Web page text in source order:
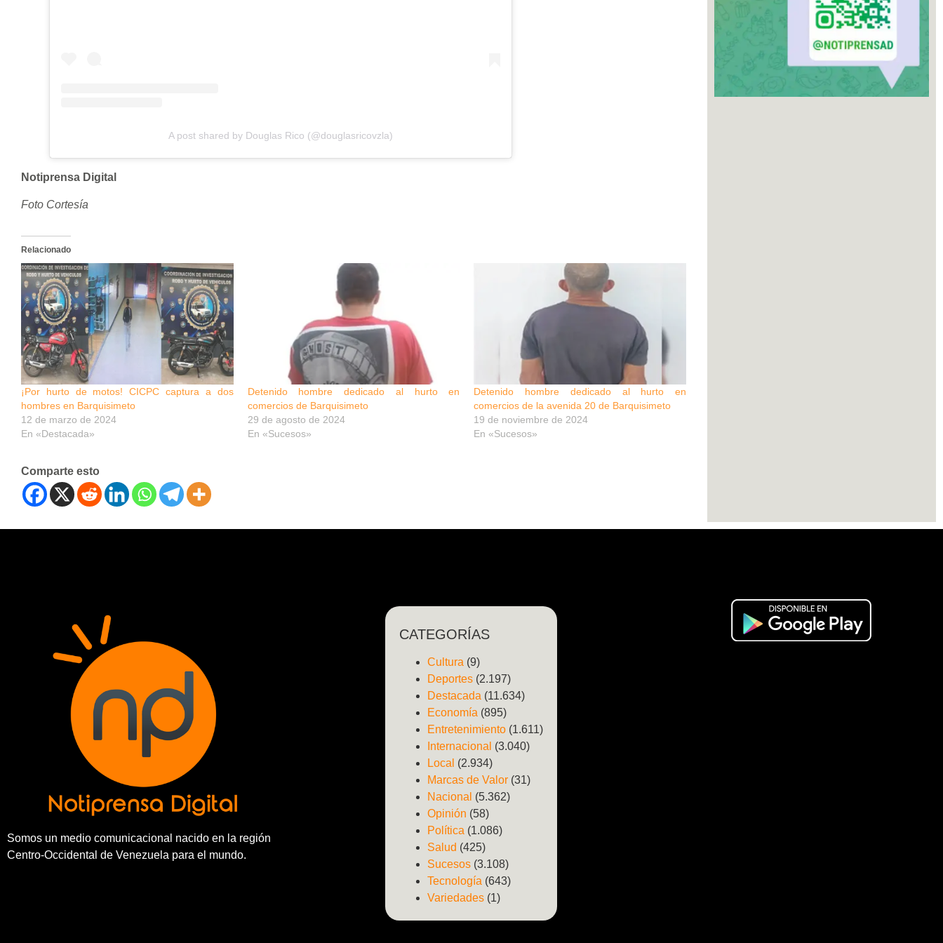
A post shared by Douglas Rico (@douglasricovzla)
Notiprensa Digital
Foto Cortesía
Relacionado
¡Por hurto de motos! CICPC captura a dos
hombres en Barquisimeto
12 de marzo de 2024
En «Destacada»
Detenido hombre dedicado al hurto en
comercios de Barquisimeto
29 de agosto de 2024
En «Sucesos»
Detenido hombre dedicado al hurto en
comercios de la avenida 20 de Barquisimeto
19 de noviembre de 2024
En «Sucesos»
Comparte esto
Somos un medio comunicacional nacido en la región
Centro-Occidental de Venezuela para el mundo.
CATEGORÍAS
Cultura (9)
Deportes (2.197)
Destacada (11.634)
Economía (895)
Entretenimiento (1.611)
Internacional (3.040)
Local (2.934)
Marcas de Valor (31)
Nacional (5.362)
Opinión (58)
Política (1.086)
Salud (425)
Sucesos (3.108)
Tecnología (643)
Variedades (1)